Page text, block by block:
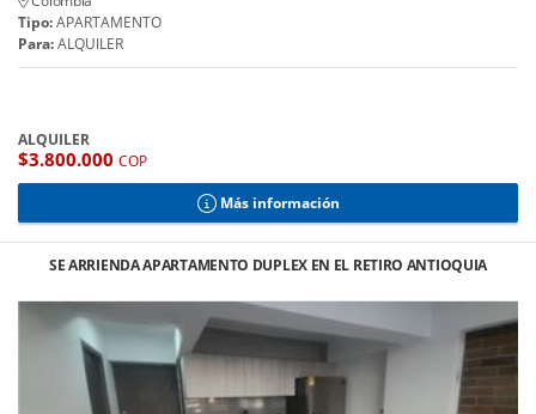
Tipo:APARTAMENTO
Para:ALQUILER
ALQUILER
$3.800.000 COP
Más información
SE ARRIENDA APARTAMENTO DUPLEX EN EL RETIRO ANTIOQUIA